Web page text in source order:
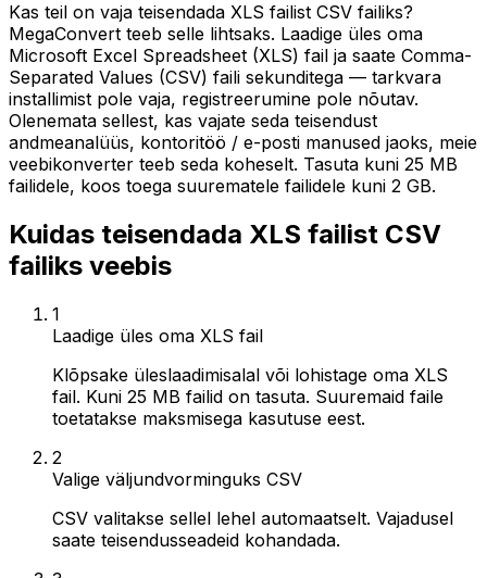
Kas teil on vaja teisendada XLS failist CSV failiks?
MegaConvert teeb selle lihtsaks. Laadige üles oma
Microsoft Excel Spreadsheet (XLS) fail ja saate Comma-
Separated Values (CSV) faili sekunditega — tarkvara
installimist pole vaja, registreerumine pole nõutav.
Olenemata sellest, kas vajate seda teisendust
andmeanalüüs, kontoritöö / e-posti manused jaoks, meie
veebikonverter teeb seda koheselt. Tasuta kuni 25 MB
failidele, koos toega suurematele failidele kuni 2 GB.
Kuidas teisendada XLS failist CSV
failiks veebis
1
Laadige üles oma XLS fail
Klõpsake üleslaadimisalal või lohistage oma XLS
fail. Kuni 25 MB failid on tasuta. Suuremaid faile
toetatakse maksmisega kasutuse eest.
2
Valige väljundvorminguks CSV
CSV valitakse sellel lehel automaatselt. Vajadusel
saate teisendusseadeid kohandada.